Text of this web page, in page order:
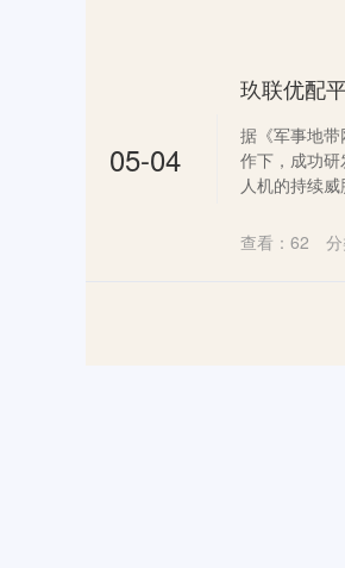
05-04
据《军事地
作下，成功
人机的持续
查看： 62 分